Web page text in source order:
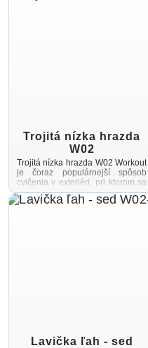
Trojitá nízka hrazda
W02
Trojitá nízka hrazda W02 Workout
je čoraz populárnejší spôsob
cvičenia v exteriéri, pri ktorom sa
využíva najmä hmotnosť
vlastného tela Cvičenie je pestré
Lavička ľah - sed